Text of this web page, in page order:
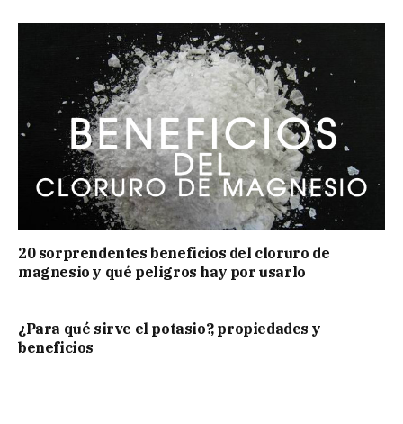
20 sorprendentes beneficios del cloruro de
magnesio y qué peligros hay por usarlo
¿Para qué sirve el potasio?, propiedades y
beneficios